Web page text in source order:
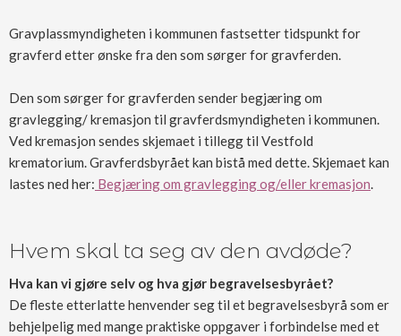
Gravplassmyndigheten i kommunen fastsetter tidspunkt for
gravferd etter ønske fra den som sørger for gravferden.
Den som sørger for gravferden sender begjæring om
gravlegging/ kremasjon til gravferdsmyndigheten i kommunen.
Ved kremasjon sendes skjemaet i tillegg til Vestfold
krematorium. Gravferdsbyrået kan bistå med dette. Skjemaet kan
lastes ned her: Begjæring om gravlegging og/eller kremasjon.
Hvem skal ta seg av den avdøde?
Hva kan vi gjøre selv og hva gjør begravelsesbyrået?
De fleste etterlatte henvender seg til et begravelsesbyrå som er
behjelpelig med mange praktiske oppgaver i forbindelse med et